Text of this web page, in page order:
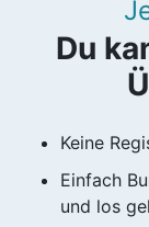
Du
Keine
Einfach
und los